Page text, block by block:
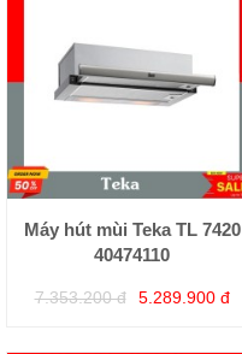
Máy hút mùi Teka TL 7420
40474110
7.353.200 đ 5.289.900 đ